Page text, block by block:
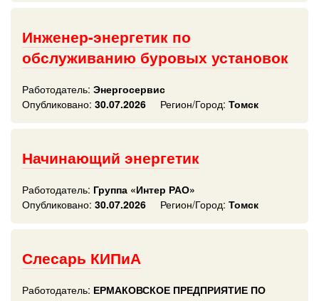
Инженер-энергетик по
обслуживанию буровых установок
Работодатель: Энергосервис
Опубликовано: 30.07.2026 Регион/Город: Томск
Начинающий энергетик
Работодатель: Группа «Интер РАО»
Опубликовано: 30.07.2026 Регион/Город: Томск
Слесарь КИПиА
Работодатель: ЕРМАКОВСКОЕ ПРЕДПРИЯТИЕ ПО